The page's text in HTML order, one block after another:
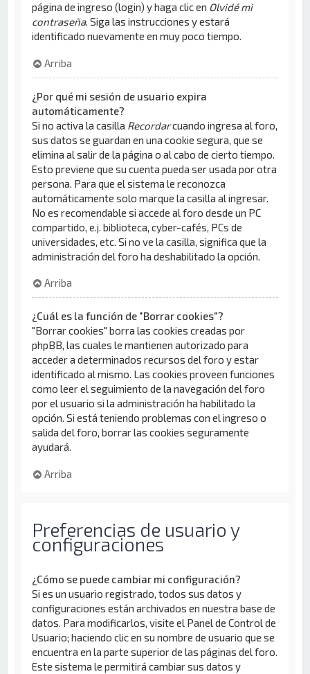
página de ingreso (login) y haga clic en Olvidé mi
contraseña. Siga las instrucciones y estará
identificado nuevamente en muy poco tiempo.
Arriba
¿Por qué mi sesión de usuario expira
automáticamente?
Si no activa la casilla Recordarcuando ingresa al foro,
sus datos se guardan en una cookie segura, que se
elimina al salir de la página o al cabo de cierto tiempo.
Esto previene que su cuenta pueda ser usada por otra
persona. Para que el sistema le reconozca
automáticamente solo marque la casilla al ingresar.
No es recomendable si accede al foro desde un PC
compartido, e.j. biblioteca, cyber-cafés, PCs de
universidades, etc. Si no ve la casilla, significa que la
administración del foro ha deshabilitado la opción.
Arriba
¿Cuál es la función de "Borrar cookies"?
"Borrar cookies" borra las cookies creadas por
phpBB, las cuales le mantienen autorizado para
acceder a determinados recursos del foro y estar
identificado al mismo. Las cookies proveen funciones
como leer el seguimiento de la navegación del foro
por el usuario si la administración ha habilitado la
opción. Si está teniendo problemas con el ingreso o
salida del foro, borrar las cookies seguramente
ayudará.
Arriba
Preferencias de usuario y
configuraciones
¿Cómo se puede cambiar mi configuración?
Si es un usuario registrado, todos sus datos y
configuraciones están archivados en nuestra base de
datos. Para modificarlos, visite el Panel de Control de
Usuario; haciendo clic en su nombre de usuario que se
encuentra en la parte superior de las páginas del foro.
Este sistema le permitirá cambiar sus datos y